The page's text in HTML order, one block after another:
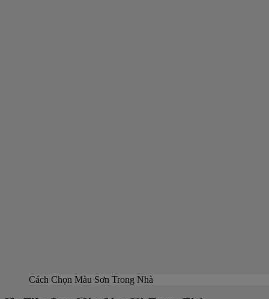
Cách Chọn Màu Sơn Trong Nhà